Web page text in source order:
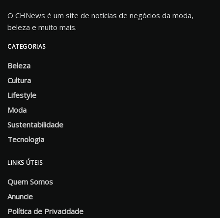
O CHNews é um site de notícias de negócios da moda,
beleza e muito mais.
CATEGORIAS
Beleza
Cultura
Lifestyle
Moda
Sustentabilidade
Tecnologia
LINKS ÚTEIS
Quem Somos
Anuncie
Política de Privacidade